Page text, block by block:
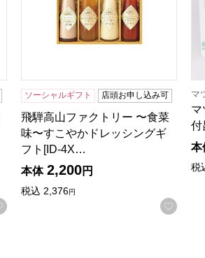
お気に入りに登録する
ソーシャルギフト 店頭お申し込み可
飛騨高山ファクトリー 〜食菜
味〜すこやかドレッシングギ
フト[ID-4X…
本体 2,200円
税込 2,376円
お気
マ
マ
付
本
税